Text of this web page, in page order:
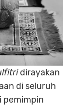
dirayakan
di seluruh
pemimpin